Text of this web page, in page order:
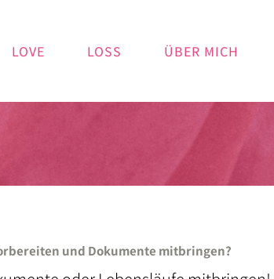
LOVE LOSS ÜBER MICH
und Dokumente mitbringen?